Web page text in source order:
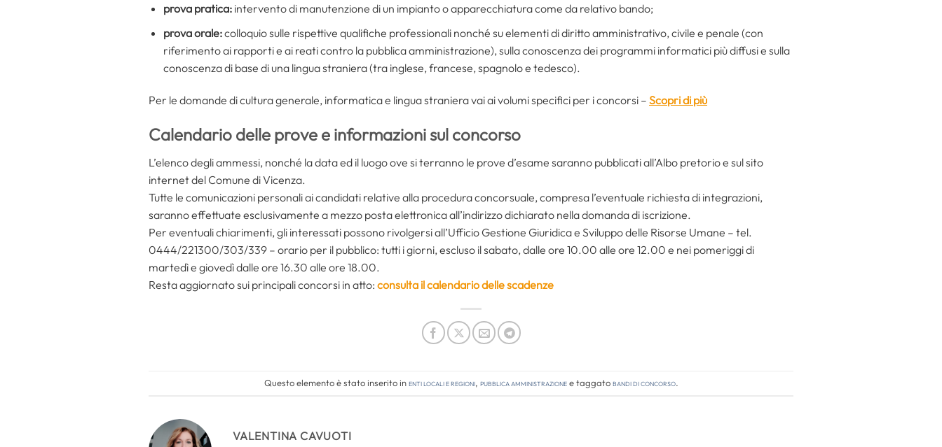
prova pratica: intervento di manutenzione di un impianto o apparecchiatura come da relativo bando;
prova orale:colloquio sulle rispettive qualifiche professionali nonché su elementi di diritto amministrativo, civile e penale (con
riferimento ai rapporti e ai reati contro la pubblica amministrazione), sulla conoscenza dei programmi informatici più diffusi e sulla
conoscenza di base di una lingua straniera (tra inglese, francese, spagnolo e tedesco).
Per le domande di cultura generale, informatica e lingua straniera vai ai volumi specifici per i concorsi – Scopri di più
Calendario delle prove e informazioni sul concorso
L’elenco degli ammessi, nonché la data ed il luogo ove si terranno le prove d’esame saranno pubblicati all’Albo pretorio e sul sito
internet del Comune di Vicenza.
Tutte le comunicazioni personali ai candidati relative alla procedura concorsuale, compresa l’eventuale richiesta di integrazioni,
saranno effettuate esclusivamente a mezzo posta elettronica all’indirizzo dichiarato nella domanda di iscrizione.
Per eventuali chiarimenti, gli interessati possono rivolgersi all’Ufficio Gestione Giuridica e Sviluppo delle Risorse Umane – tel.
0444/221300/303/339 – orario per il pubblico: tutti i giorni, escluso il sabato, dalle ore 10.00 alle ore 12.00 e nei pomeriggi di
martedì e giovedì dalle ore 16.30 alle ore 18.00.
Resta aggiornato sui principali concorsi in atto: consulta il calendario delle scadenze
Questo elemento è stato inserito inEnti locali e regioni, Pubblica amministrazionee taggatobandi di concorso.
VALENTINA CAVUOTI